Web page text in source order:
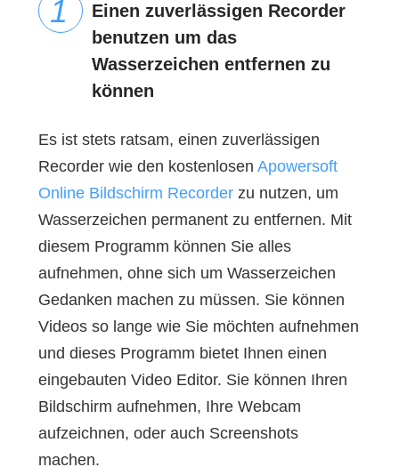
Einen zuverlässigen Recorder
benutzen um das
Wasserzeichen entfernen zu
können
Es ist stets ratsam, einen zuverlässigen
Recorder wie den kostenlosen Apowersoft
Online Bildschirm Recorderzu nutzen, um
Wasserzeichen permanent zu entfernen. Mit
diesem Programm können Sie alles
aufnehmen, ohne sich um Wasserzeichen
Gedanken machen zu müssen. Sie können
Videos so lange wie Sie möchten aufnehmen
und dieses Programm bietet Ihnen einen
eingebauten Video Editor. Sie können Ihren
Bildschirm aufnehmen, Ihre Webcam
aufzeichnen, oder auch Screenshots
machen.